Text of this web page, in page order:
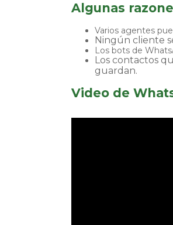
Algunas
Varios agentes
Ningún cliente
Los bots de
Los contactos
guardan.
Video de